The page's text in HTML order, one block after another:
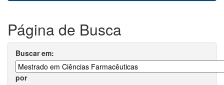
Página de Busca
Buscar em:
por